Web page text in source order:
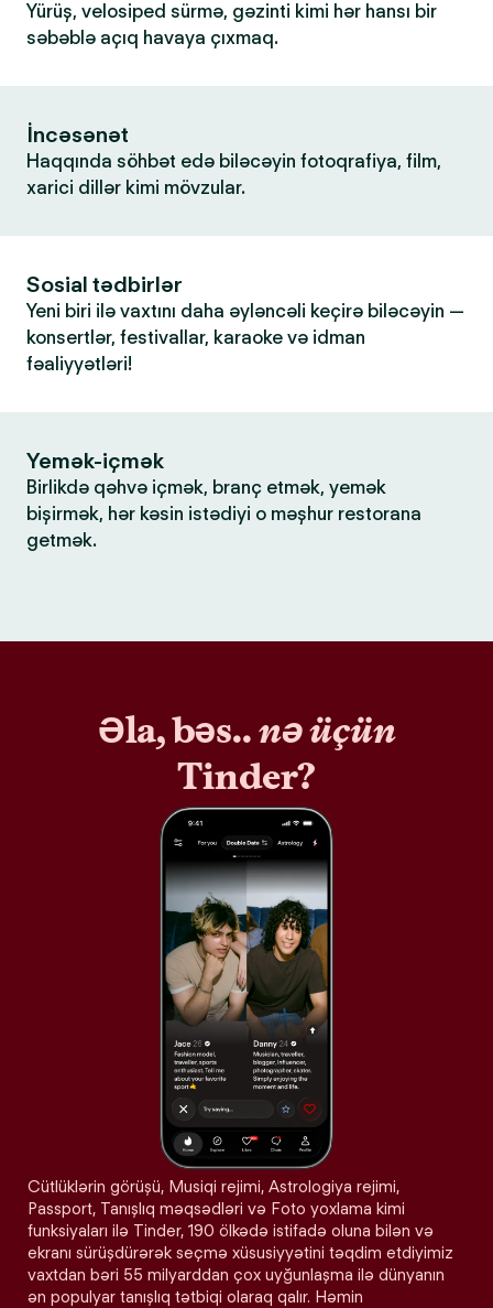
Yürüş, velosiped sürmə, gəzinti kimi hər hansı bir
səbəblə açıq havaya çıxmaq.
İncəsənət
Haqqında söhbət edə biləcəyin fotoqrafiya, film,
xarici dillər kimi mövzular.
Sosial tədbirlər
Yeni biri ilə vaxtını daha əyləncəli keçirə biləcəyin —
konsertlər, festivallar, karaoke və idman
fəaliyyətləri!
Yemək-içmək
Birlikdə qəhvə içmək, branç etmək, yemək
bişirmək, hər kəsin istədiyi o məşhur restorana
getmək.
Əla, bəs..nə üçün
Tinder?
Cütlüklərin görüşü, Musiqi rejimi, Astrologiya rejimi,
Passport, Tanışlıq məqsədləri və Foto yoxlama kimi
funksiyaları ilə Tinder, 190 ölkədə istifadə oluna bilən və
ekranı sürüşdürərək seçmə xüsusiyyətini təqdim etdiyimiz
vaxtdan bəri 55 milyarddan çox uyğunlaşma ilə dünyanın
ən populyar tanışlıq tətbiqi olaraq qalır. Həmin